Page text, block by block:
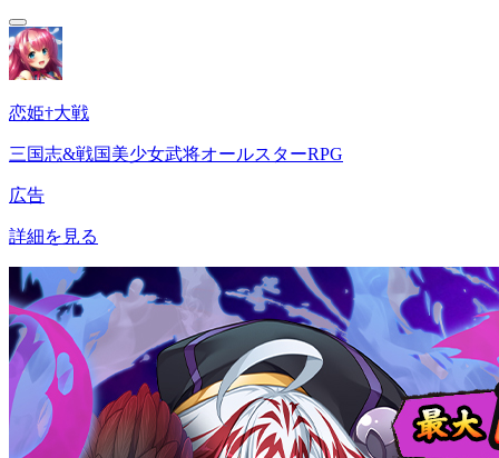
恋姫†大戦
三国志&戦国美少女武将オールスターRPG
広告
詳細を見る